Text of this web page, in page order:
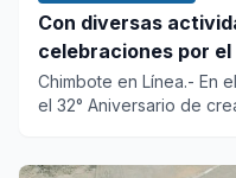
Con diversas
celebraciones por
Chimbote
Chimbote en Línea.- En
el 32° Aniversario de